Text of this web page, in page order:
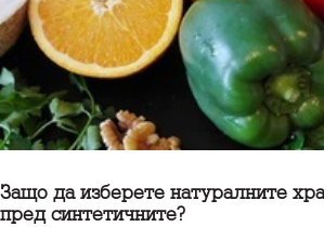
Защо да изберете натуралните
пред синтетичните?